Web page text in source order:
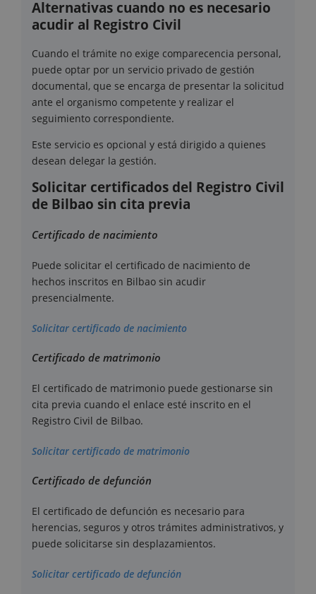
Alternativas cuando no es necesario
acudir al Registro Civil
Cuando el trámite no exige comparecencia personal,
puede optar por un servicio privado de gestión
documental, que se encarga de presentar la solicitud
ante el organismo competente y realizar el
seguimiento correspondiente.
Este servicio es opcional y está dirigido a quienes
desean delegar la gestión.
Solicitar certificados del Registro Civil
de Bilbao sin cita previa
Certificado de nacimiento
Puede solicitar el certificado de nacimiento de
hechos inscritos en Bilbao sin acudir
presencialmente.
Solicitar certificado de nacimiento
Certificado de matrimonio
El certificado de matrimonio puede gestionarse sin
cita previa cuando el enlace esté inscrito en el
Registro Civil de Bilbao.
Solicitar certificado de matrimonio
Certificado de defunción
El certificado de defunción es necesario para
herencias, seguros y otros trámites administrativos, y
puede solicitarse sin desplazamientos.
Solicitar certificado de defunción